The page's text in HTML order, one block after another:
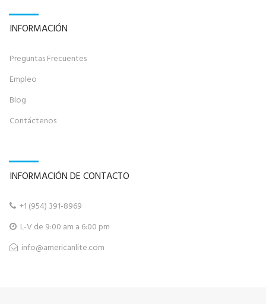
INFORMACIÓN
Preguntas Frecuentes
Empleo
Blog
Contáctenos
INFORMACIÓN DE CONTACTO
 +1 (954) 391-8969‬
 L-V de 9:00 am a 6:00 pm
 info@americanlite.com